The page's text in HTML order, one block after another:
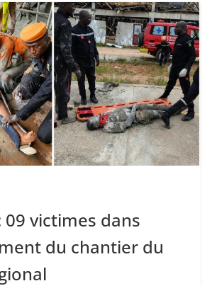
09 victimes dans
du chantier du